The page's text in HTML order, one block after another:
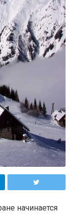
начинается